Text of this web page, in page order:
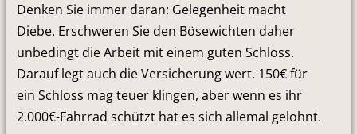
Denken Sie immer daran: Gelegenheit macht
Diebe. Erschweren Sie den Bösewichten daher
unbedingt die Arbeit mit einem guten Schloss.
Darauf legt auch die Versicherung wert. 150€ für
ein Schloss mag teuer klingen, aber wenn es ihr
2.000€-Fahrrad schützt hat es sich allemal gelohnt.